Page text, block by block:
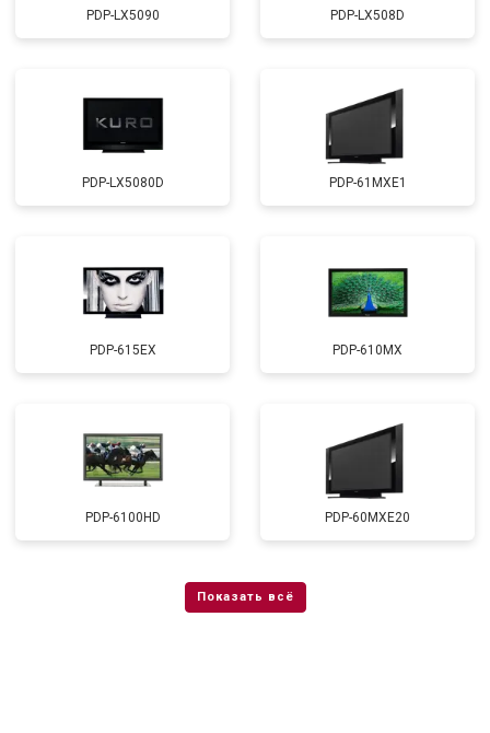
PDP-LX5090 PDP-LX508D
PDP-LX5080D PDP-61MXE1
PDP-615EX PDP-610MX
PDP-6100HD PDP-60MXE20